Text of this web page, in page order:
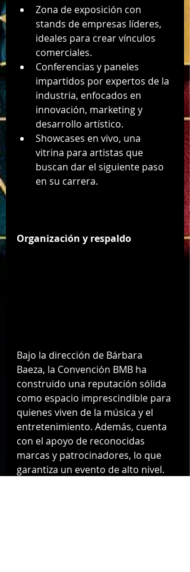
Zona de exposición con
stands de empresas líderes,
ideales para crear vínculos
comerciales.
Conferencias y paneles
impartidos por expertos de la
industria, enfocados en
innovación, marketing y
desarrollo artístico.
Showcases en vivo, una
vitrina para artistas que
buscan dar el siguiente paso
en su carrera.
Organización y respaldo
Bajo la dirección de Bárbara
Baeza, la Convención BMB ha
construido una reputación sólida
como espacio imprescindible para
quienes viven de la música y el
entretenimiento. Además, cuenta
con el apoyo de reconocidas
marcas y patrocinadores, lo que
garantiza un evento de alto nivel.